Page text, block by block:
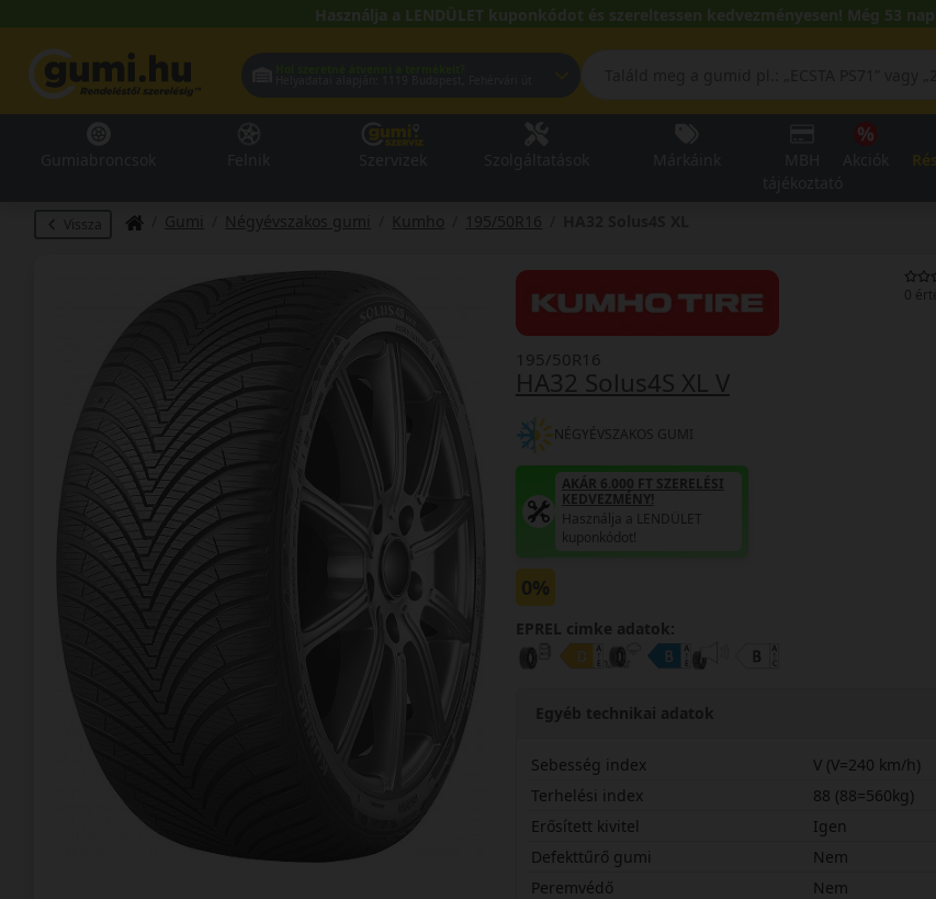
Használja a LENDÜLET kuponkódot és szereltessen kedvezményesen! Még 53
Vissza Gumi Négyévszakos gumi Kumho 195/50R16
0
HA32 Solus4S XL V
195/50R16
NÉGYÉVSZAKOS GUMI
AKÁR 6.000 FT SZERELÉSI
KEDVEZMÉNY!
Használja a LENDÜLET
kuponkódot!
0%
EPREL cimke adatok:
Egyéb technikai adatok
Sebesség index
V (V=240 km/h)
Terhelési index
88 (88=560kg)
Erősített kivitel
Igen
Defekttűrő gumi
Nem
Peremvédő
Nem